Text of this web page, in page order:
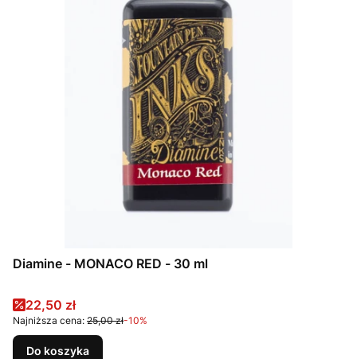
Diamine - MONACO RED - 30 ml
Cena promocyjna
22,50 zł
Najniższa cena: 25,00 zł-10%
Do koszyka